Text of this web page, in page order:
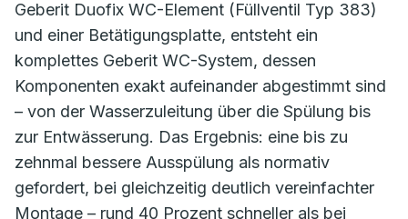
Geberit Duofix WC-Element (Füllventil Typ 383)
und einer Betätigungsplatte, entsteht ein
komplettes Geberit WC-System, dessen
Komponenten exakt aufeinander abgestimmt sind
– von der Wasserzuleitung über die Spülung bis
zur Entwässerung. Das Ergebnis: eine bis zu
zehnmal bessere Ausspülung als normativ
gefordert, bei gleichzeitig deutlich vereinfachter
Montage – rund 40 Prozent schneller als bei